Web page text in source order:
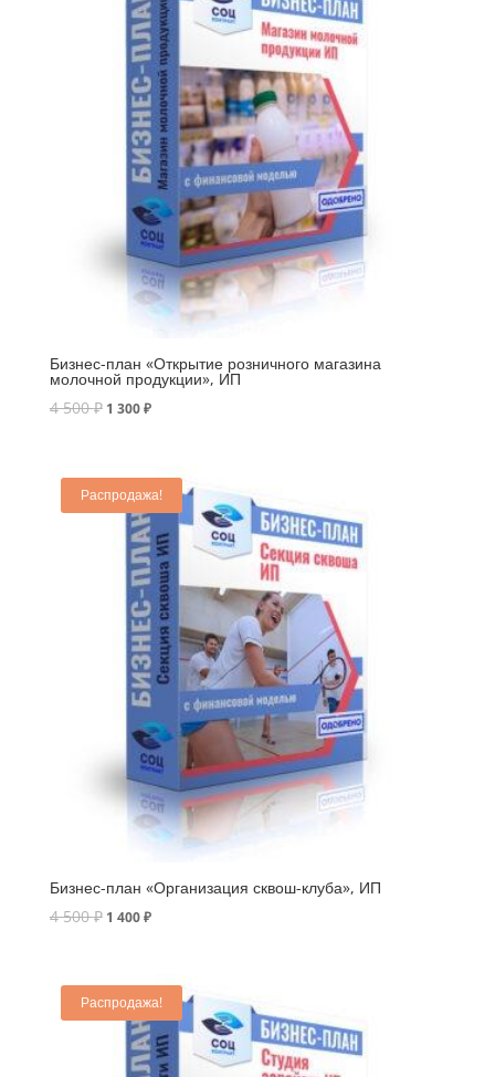
Бизнес-план «Открытие розничного магазина
молочной продукции», ИП
4 500₽ 1 300₽
Распродажа!
Бизнес-план «Организация сквош-клуба», ИП
4 500₽ 1 400₽
Распродажа!